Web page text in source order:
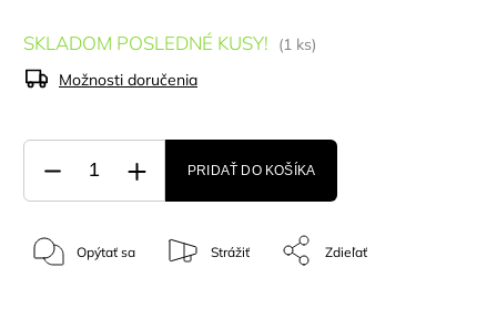
SKLADOM POSLEDNÉ KUSY!
(1 ks)
Možnosti doručenia
PRIDAŤ DO KOŠÍKA
Opýtať sa Strážiť Zdieľať